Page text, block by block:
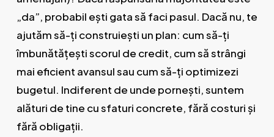
„da”, probabil ești gata să faci pasul. Dacă nu, te
ajutăm să-ți construiești un plan: cum să-ți
îmbunătățești scorul de credit, cum să strângi
mai eficient avansul sau cum să-ți optimizezi
bugetul. Indiferent de unde pornești, suntem
alături de tine cu sfaturi concrete, fără costuri și
fără obligații.